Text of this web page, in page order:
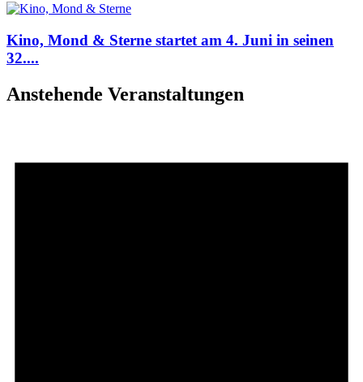
Kino, Mond & Sterne startet am 4. Juni in seinen
32....
Anstehende Veranstaltungen